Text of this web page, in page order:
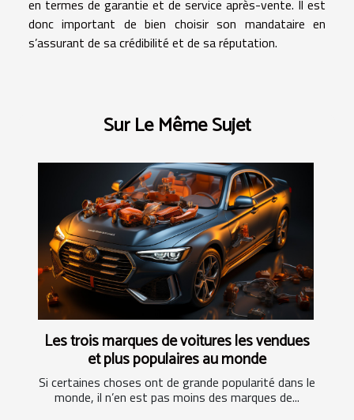
en termes de garantie et de service après-vente. Il est
donc important de bien choisir son mandataire en
s’assurant de sa crédibilité et de sa réputation.
Sur Le Même Sujet
Les trois marques de voitures les vendues
et plus populaires au monde
Si certaines choses ont de grande popularité dans le
monde, il n’en est pas moins des marques de...